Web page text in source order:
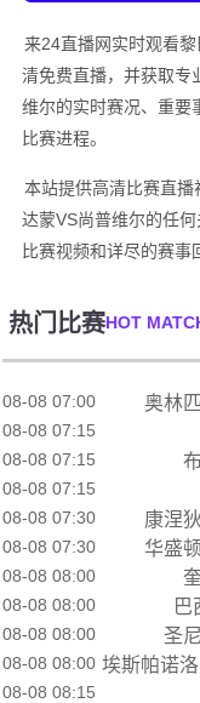
来24直播网实时观看
清免费直播，并获取专
维尔的实时赛况、重要
比赛进程。
本站提供高清比赛直
达蒙VS尚普维尔的任
比赛视频和详尽的赛事
热门比赛HOT
08-08 07:00 奥林
08-08 07:15
08-08 07:15
08-08 07:15
08-08 07:30 康涅
08-08 07:30 华盛
08-08 08:00
08-08 08:00 巴
08-08 08:00 圣
08-08 08:00
08-08 08:15